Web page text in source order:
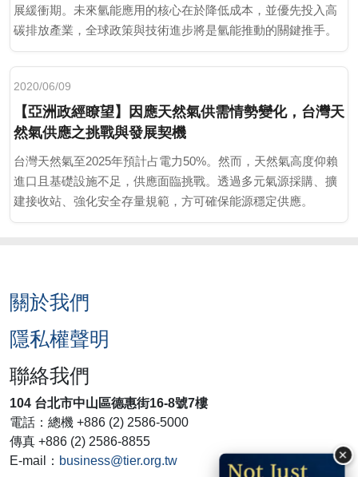
×
展緩衝期。未來氫能應用的核心在於降低成本，並優先投入高
碳排放產業，全球政策與技術進步將是氫能推動的關鍵推手。
2020/06/09
【亞洲政經瞭望】因應天然氣供需情勢變化，台灣天
然氣供應之挑戰與發展契機
台灣天然氣至2025年預計占電力50%。然而，天然氣高度仰賴
進口且基礎設施不足，供應面臨挑戰。透過多元氣源採購、擴
建接收站、強化安全存量規範，方可確保能源穩定供應。
關於我們
隱私權聲明
聯絡我們
104 台北市中山區德惠街16-8號7樓
電話：總機 +886 (2) 2586-5000
傳真 +886 (2) 2586-8855
E-mail： business@tier.org.tw